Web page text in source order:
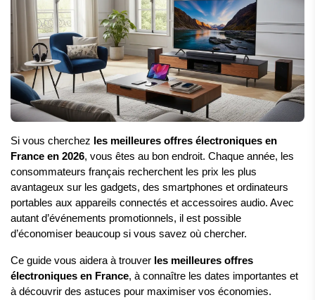
Si vous cherchez les meilleures offres électroniques en
France en 2026, vous êtes au bon endroit. Chaque année, les
consommateurs français recherchent les prix les plus
avantageux sur les gadgets, des smartphones et ordinateurs
portables aux appareils connectés et accessoires audio. Avec
autant d’événements promotionnels, il est possible
d’économiser beaucoup si vous savez où chercher.
Ce guide vous aidera à trouver les meilleures offres
électroniques en France, à connaître les dates importantes et
à découvrir des astuces pour maximiser vos économies.